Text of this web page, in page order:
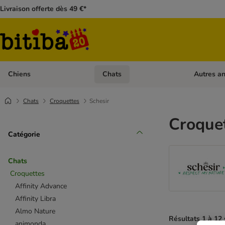
Livraison offerte dès 49 €*
Chiens Dérouler les catégories: Chiens
Chats Dérouler
Autres
Chats Croquettes Schesir
Catégorie
Chats
Croquettes
Affinity Advance
Affinity Libra
Almo Nature
Résultats 1 à 12